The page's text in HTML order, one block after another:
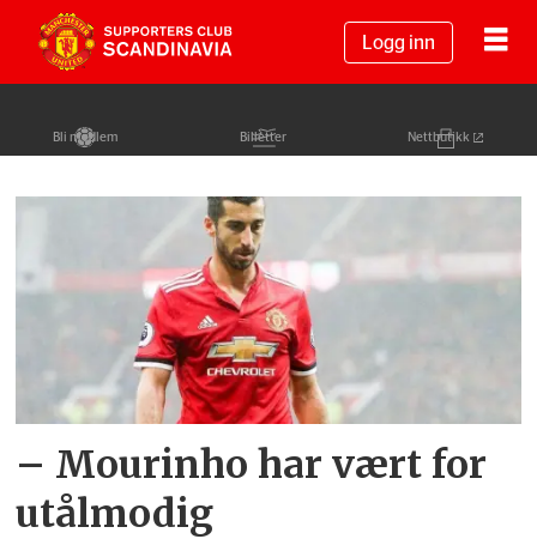
Logg inn
Bli medlem Billetter Nettbutikk
Tag:
petter
tosterud
– Mourinho har vært for
utålmodig